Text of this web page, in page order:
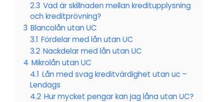
2.3 Vad är skillnaden mellan kreditupplysning
och kreditprövning?
3 Blancolån utan UC
3.1 Fördelar med lån utan UC
3.2 Nackdelar med lån utan UC
4 Mikrolån utan UC
4.1 Lån med svag kreditvärdighet utan uc –
Lendags
4.2 Hur mycket pengar kan jag låna utan UC?